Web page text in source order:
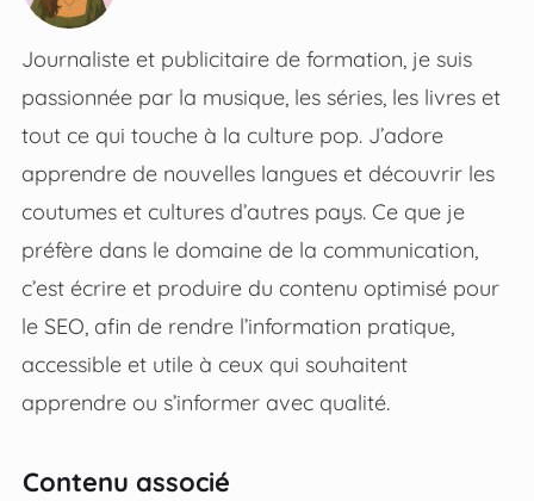
Journaliste et publicitaire de formation, je suis
passionnée par la musique, les séries, les livres et
tout ce qui touche à la culture pop. J’adore
apprendre de nouvelles langues et découvrir les
coutumes et cultures d’autres pays. Ce que je
préfère dans le domaine de la communication,
c’est écrire et produire du contenu optimisé pour
le SEO, afin de rendre l’information pratique,
accessible et utile à ceux qui souhaitent
apprendre ou s’informer avec qualité.
Contenu associé